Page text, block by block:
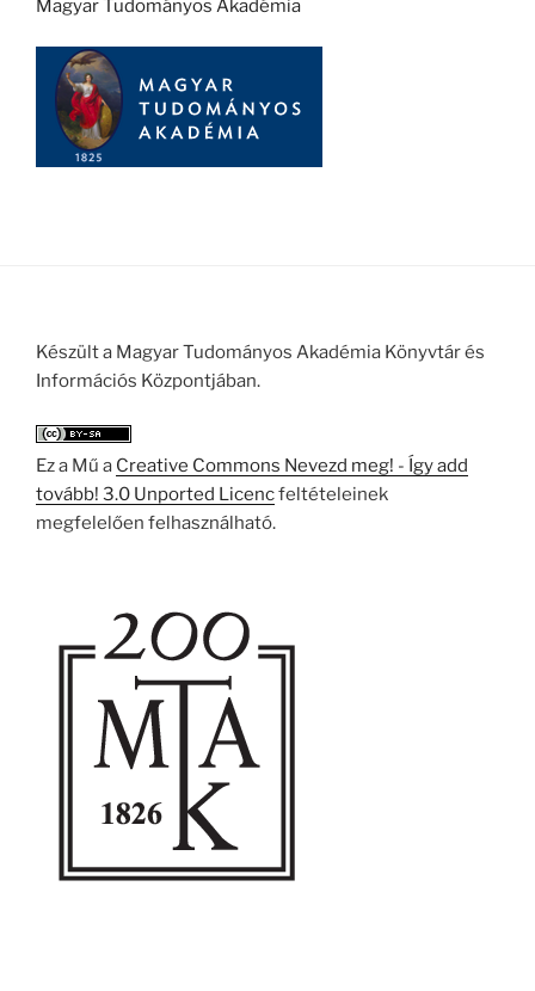
Magyar Tudományos Akadémia
Készült a Magyar Tudományos Akadémia Könyvtár és
Információs Központjában.
Ez a Mű a Creative Commons Nevezd meg! - Így add
tovább! 3.0 Unported Licencfeltételeinek
megfelelően felhasználható.